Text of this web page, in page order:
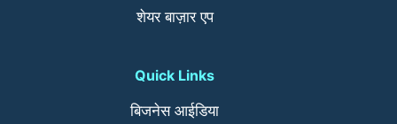
शेयर बाज़ार एप
Quick Links
बिजनेस आईडिया